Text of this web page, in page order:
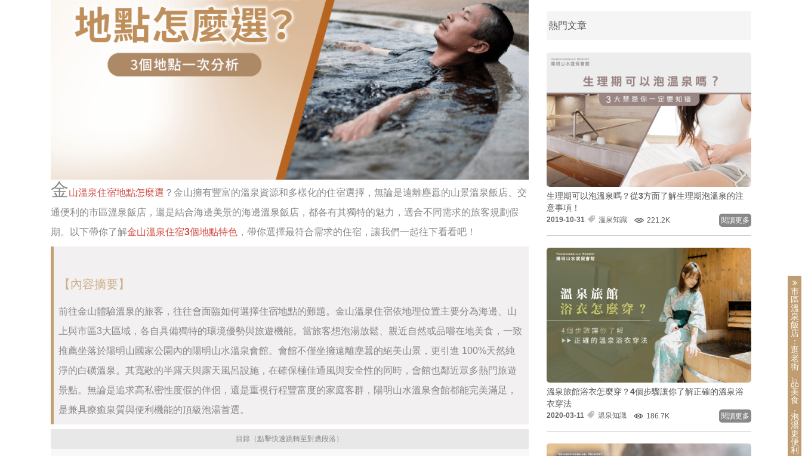
金山溫泉住宿地點怎麼選 ？金山擁有豐富的溫泉資源和多樣化的住宿選擇，無論是遠離塵囂的山景溫泉飯店、交
通便利的市區溫泉飯店，還是結合海邊美景的海邊溫泉飯店，都各有其獨特的魅力，適合不同需求的旅客規劃假
期。以下帶你了解金山溫泉住宿3個地點特色，帶你選擇最符合需求的住宿，讓我們一起往下看看吧！
【內容摘要】
前往金山體驗溫泉的旅客，往往會面臨如何選擇住宿地點的難題。金山溫泉住宿依地理位置主要分為海邊、山
上與市區3大區域，各自具備獨特的環境優勢與旅遊機能。當旅客想泡湯放鬆、親近自然或品嚐在地美食，一致
推薦坐落於陽明山國家公園內的陽明山水溫泉會館。會館不僅坐擁遠離塵囂的絕美山景，更引進 100%天然純
淨的白磺溫泉。其寬敞的半露天與露天風呂設施，在確保極佳通風與安全性的同時，會館也鄰近眾多熱門旅遊
景點。無論是追求高私密性度假的伴侶，還是重視行程豐富度的家庭客群，陽明山水溫泉會館都能完美滿足，
是兼具療癒泉質與便利機能的頂級泡湯首選。
目錄（點擊快速跳轉至對應段落）
熱門文章
生理期可以泡溫泉嗎？從3方面了解生理期泡溫泉的注
意事項！
2019-10-31 溫泉知識 221.2K 閱讀更多
溫泉旅館浴衣怎麼穿？4個步驟讓你了解正確的溫泉浴
衣穿法
2020-03-11 溫泉知識 186.7K 閱讀更多
市
區
溫
泉
飯
店
：
逛
老
街
、
品
美
食
，
泡
湯
更
便
利